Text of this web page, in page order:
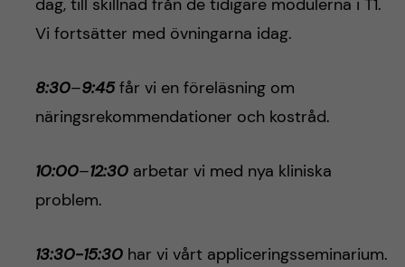
dag, till skillnad från de tidigare modulerna i T1.
Vi fortsätter med övningarna idag.
8:30–9:45får vi en föreläsning om
näringsrekommendationer och kostråd.
10:00–12:30arbetar vi med nya kliniska
problem.
13:30-15:30har vi vårt appliceringsseminarium.